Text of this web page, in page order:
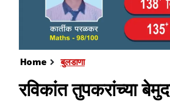
Home बुलडाणा
रविकांत तुपकरांच्या